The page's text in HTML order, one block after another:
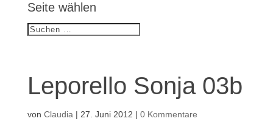
Seite wählen
Leporello Sonja 03b
von Claudia | 27. Juni 2012 | 0 Kommentare